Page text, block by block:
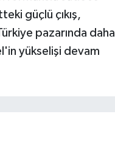
güçlü çıkış,
pazarında daha
yükselişi devam